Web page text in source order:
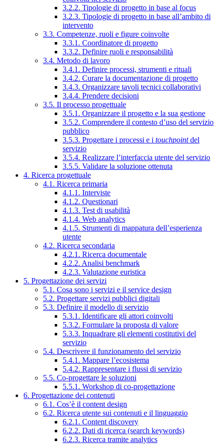
3.2.2. Tipologie di progetto in base al focus
3.2.3. Tipologie di progetto in base all’ambito di
intervento
3.3. Competenze, ruoli e figure coinvolte
3.3.1. Coordinatore di progetto
3.3.2. Definire ruoli e responsabilità
3.4. Metodo di lavoro
3.4.1. Definire processi, strumenti e rituali
3.4.2. Curare la documentazione di progetto
3.4.3. Organizzare tavoli tecnici collaborativi
3.4.4. Prendere decisioni
3.5. Il processo progettuale
3.5.1. Organizzare il progetto e la sua gestione
3.5.2. Comprendere il contesto d’uso del servizio
pubblico
3.5.3. Progettare i processi e i touchpointdel
servizio
3.5.4. Realizzare l’interfaccia utente del servizio
3.5.5. Validare la soluzione ottenuta
4. Ricerca progettuale
4.1. Ricerca primaria
4.1.1. Interviste
4.1.2. Questionari
4.1.3. Test di usabilità
4.1.4. Web analytics
4.1.5. Strumenti di mappatura dell’esperienza
utente
4.2. Ricerca secondaria
4.2.1. Ricerca documentale
4.2.2. Analisi benchmark
4.2.3. Valutazione euristica
5. Progettazione dei servizi
5.1. Cosa sono i servizi e il service design
5.2. Progettare servizi pubblici digitali
5.3. Definire il modello di servizio
5.3.1. Identificare gli attori coinvolti
5.3.2. Formulare la proposta di valore
5.3.3. Inquadrare gli elementi costitutivi del
servizio
5.4. Descrivere il funzionamento del servizio
5.4.1. Mappare l’ecosistema
5.4.2. Rappresentare i flussi di servizio
5.5. Co-progettare le soluzioni
5.5.1. Workshop di co-progettazione
6. Progettazione dei contenuti
6.1. Cos’è il content design
6.2. Ricerca utente sui contenuti e il linguaggio
6.2.1. Content discovery
6.2.2. Dati di ricerca (search keywords)
6.2.3. Ricerca tramite analytics